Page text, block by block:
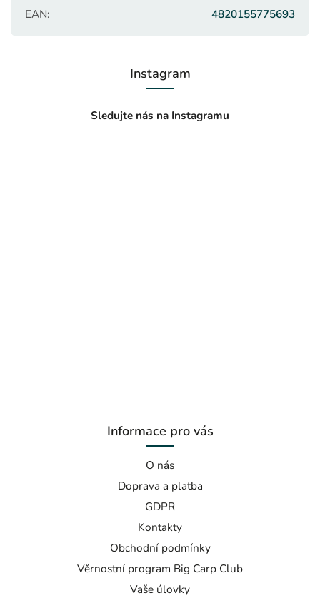
EAN: 4820155775693
Instagram
Sledujte nás na Instagramu
Informace pro vás
O nás
Doprava a platba
GDPR
Kontakty
Obchodní podmínky
Věrnostní program Big Carp Club
Vaše úlovky